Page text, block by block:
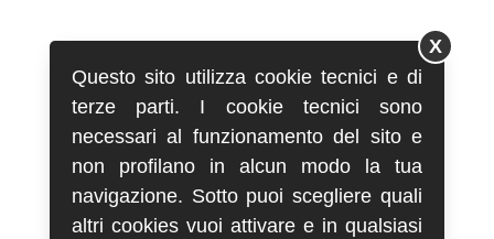
Questo sito utilizza cookie tecnici e di
terze parti. I cookie tecnici sono
necessari al funzionamento del sito e
non profilano in alcun modo la tua
navigazione. Sotto puoi scegliere quali
altri cookies vuoi attivare e in qualsiasi
X